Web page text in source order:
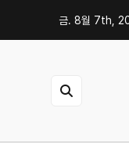
당하는 체크리스트｜직거래
금. 8월 7th,